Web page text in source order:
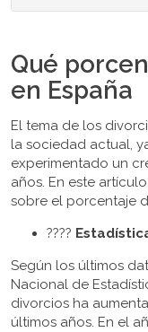
Qué
en España
El tema de los
la sociedad actual,
experimentado un
años. En este
sobre el porcentaje
????
Según los últimos
Nacional de
divorcios ha
últimos años. En el